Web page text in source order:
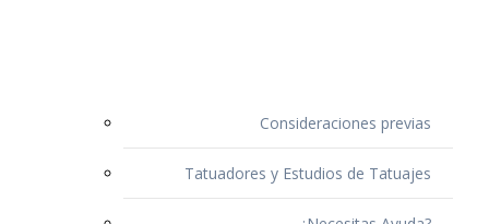
Consideraciones previas
Tatuadores y Estudios de Tatuajes